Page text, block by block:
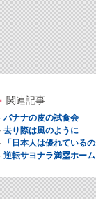
関連記事
バナナの皮の試食会
去り際は風のように
「日本人は優れているの
逆転サヨナラ満塁ホーム